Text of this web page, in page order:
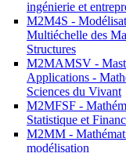
ingénierie et
M2M4S -
Multiéchelle des
Structures
M2MAMSV -
Applications -
Sciences du Vivant
M2MFSF -
Statistique et
M2MM -
modélisation